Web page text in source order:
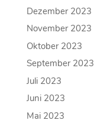
Dezember 2023
November 2023
Oktober 2023
September 2023
Juli 2023
Juni 2023
Mai 2023